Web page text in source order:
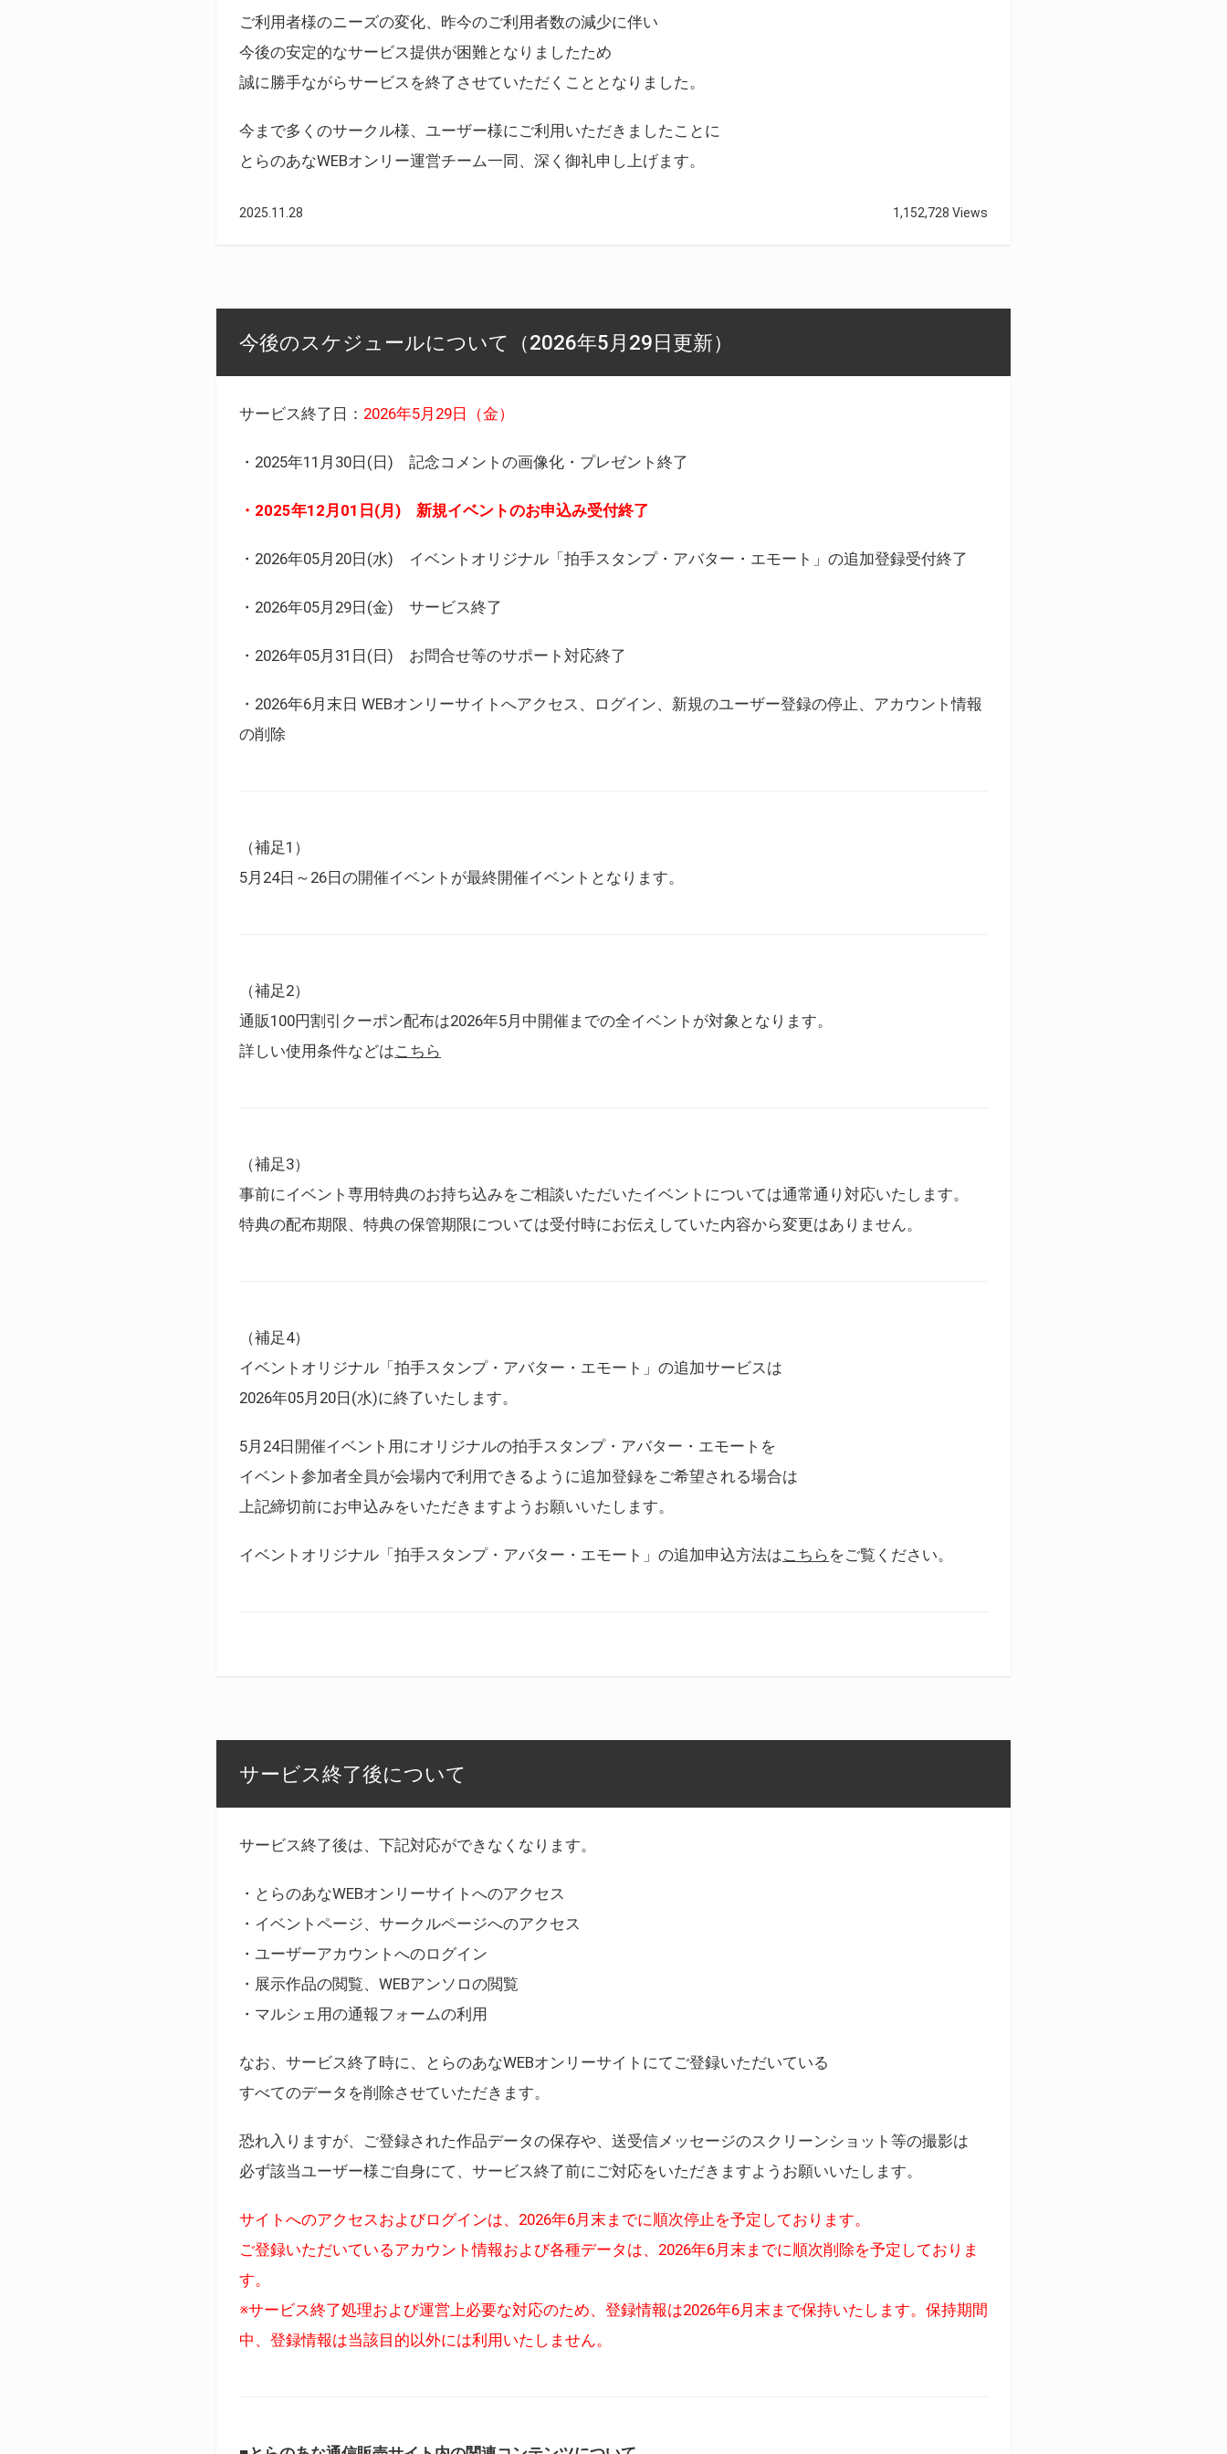
ご利用者様のニーズの変化、昨今のご利用者数の減少に伴い
今後の安定的なサービス提供が困難となりましたため
誠に勝手ながらサービスを終了させていただくこととなりました。
今まで多くのサークル様、ユーザー様にご利用いただきましたことに
とらのあなWEBオンリー運営チーム一同、深く御礼申し上げます。
2025.11.28 1,152,728 Views
今後のスケジュールについて（2026年5月29日更新）
サービス終了日： 2026年5月29日（金）
・2025年11月30日(日) 記念コメントの画像化・プレゼント終了
・2025年12月01日(月) 新規イベントのお申込み受付終了
・2026年05月20日(水) イベントオリジナル「拍手スタンプ・アバター・エモート」の追加登録受付終了
・2026年05月29日(金) サービス終了
・2026年05月31日(日) お問合せ等のサポート対応終了
・2026年6月末日 WEBオンリーサイトへアクセス、ログイン、新規のユーザー登録の停止、アカウント情報
の削除
（補足1）
5月24日～26日の開催イベントが最終開催イベントとなります。
（補足2）
通販100円割引クーポン配布は2026年5月中開催までの全イベントが対象となります。
詳しい使用条件などはこちら
（補足3）
事前にイベント専用特典のお持ち込みをご相談いただいたイベントについては通常通り対応いたします。
特典の配布期限、特典の保管期限については受付時にお伝えしていた内容から変更はありません。
（補足4）
イベントオリジナル「拍手スタンプ・アバター・エモート」の追加サービスは
2026年05月20日(水)に終了いたします。
5月24日開催イベント用にオリジナルの拍手スタンプ・アバター・エモートを
イベント参加者全員が会場内で利用できるように追加登録をご希望される場合は
上記締切前にお申込みをいただきますようお願いいたします。
イベントオリジナル「拍手スタンプ・アバター・エモート」の追加申込方法はこちら をご覧ください。
サービス終了後について
サービス終了後は、下記対応ができなくなります。
・とらのあなWEBオンリーサイトへのアクセス
・イベントページ、サークルページへのアクセス
・ユーザーアカウントへのログイン
・展示作品の閲覧、WEBアンソロの閲覧
・マルシェ用の通報フォームの利用
なお、サービス終了時に、とらのあなWEBオンリーサイトにてご登録いただいている
すべてのデータを削除させていただきます。
恐れ入りますが、ご登録された作品データの保存や、送受信メッセージのスクリーンショット等の撮影は
必ず該当ユーザー様ご自身にて、サービス終了前にご対応をいただきますようお願いいたします。
サイトへのアクセスおよびログインは、2026年6月末までに順次停止を予定しております。
ご登録いただいているアカウント情報および各種データは、2026年6月末までに順次削除を予定しておりま
す。
※サービス終了処理および運営上必要な対応のため、登録情報は2026年6月末まで保持いたします。保持期間
中、登録情報は当該目的以外には利用いたしません。